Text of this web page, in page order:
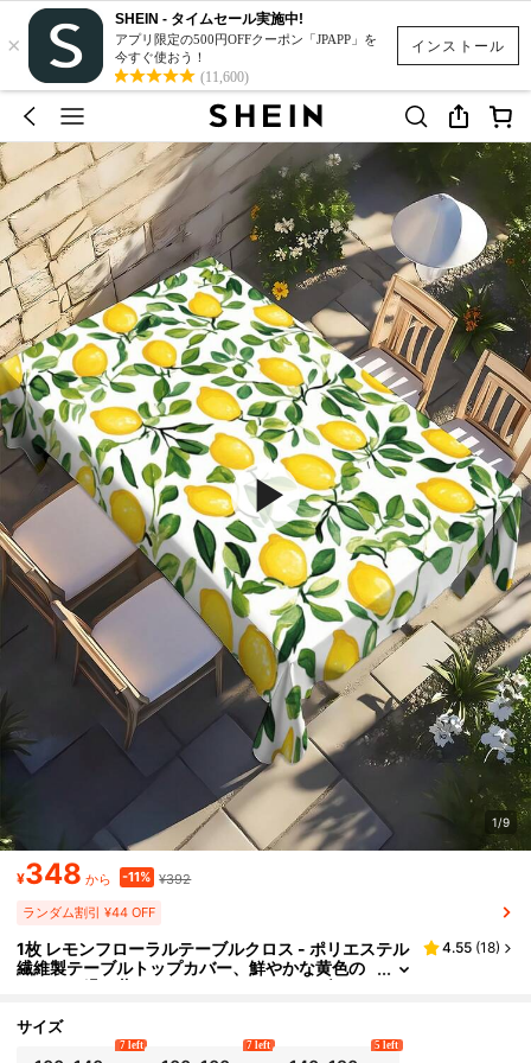
インストール
×
SHEIN - タイムセール実施中!
アプリ限定の500円OFFクーポン「JPAPP」を
今すぐ使おう！
(11,600)
1/9
¥348 から -11% ¥392
ランダム割引 ¥44 OFF
1枚 レモンフローラルテーブルクロス - ポリエステル
繊維製テーブルトップカバー、鮮やかな黄色の
レモンと緑の葉のパターン、キッチン、ダイニ
にも使えます - レモンツリーインスパイアデザイ
ン、鮮やかなスタイル、耐久性のある生地、多用途
4.55 (18)
サイズ
7 left 7 left 5 left